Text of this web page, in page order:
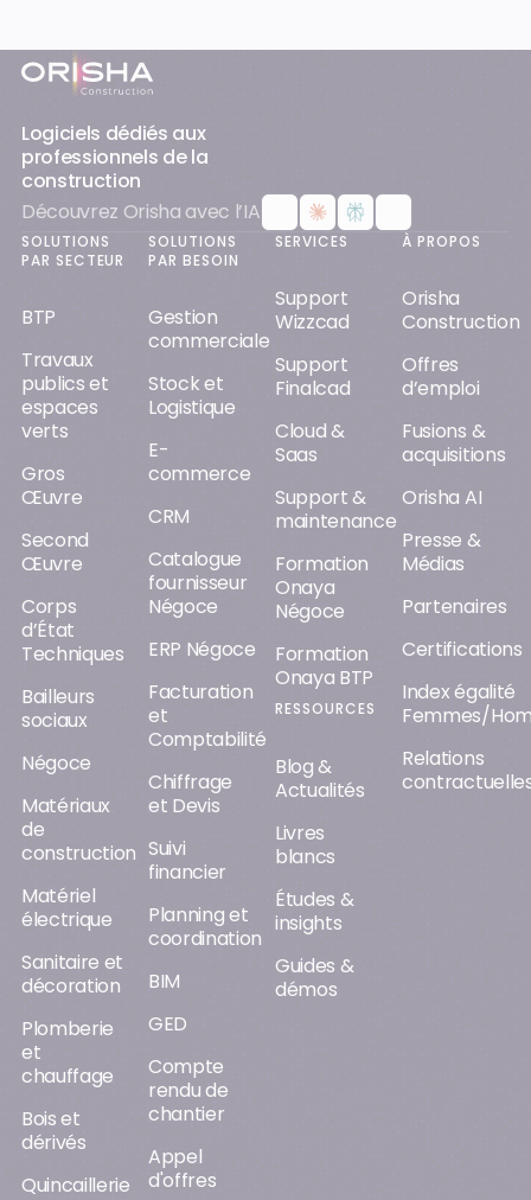
Pied-de-page
Logiciels dédiés aux
professionnels de la
construction
Découvrez Orisha avec l’IA
SOLUTIONS
PAR SECTEUR
BTP
Travaux
publics et
espaces
verts
Gros
Œuvre
Second
Œuvre
Corps
d’État
Techniques
Bailleurs
sociaux
Négoce
Matériaux
de
construction
Matériel
électrique
Sanitaire et
décoration
Plomberie
et
chauffage
Bois et
dérivés
Quincaillerie
SOLUTIONS
PAR BESOIN
Gestion
commerciale
Stock et
Logistique
E-
commerce
CRM
Catalogue
fournisseur
Négoce
ERP Négoce
Facturation
et
Comptabilité
Chiffrage
et Devis
Suivi
financier
Planning et
coordination
BIM
GED
Compte
rendu de
chantier
Appel
d'offres
SERVICES
Support
Wizzcad
Support
Finalcad
Cloud &
Saas
Support &
maintenance
Formation
Onaya
Négoce
Formation
Onaya BTP
RESSOURCES
Blog &
Actualités
Livres
blancs
Études &
insights
Guides &
démos
À PROPOS
Orisha
Construction
Offres
d’emploi
Fusions &
acquisitions
Orisha AI
Presse &
Médias
Partenaires
Certifications
Index égalité
Femmes/
Relations